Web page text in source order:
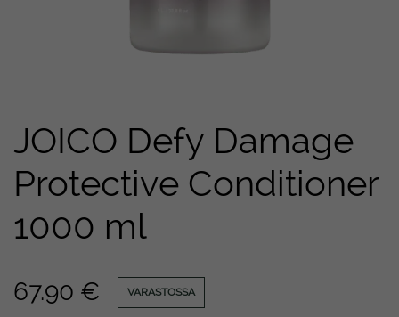
JOICO Defy Damage
Protective Conditioner
1000 ml
67.90 € VARASTOSSA